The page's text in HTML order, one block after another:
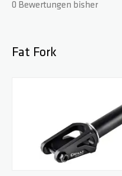
0 Bewertungen bisher
Fat Fork